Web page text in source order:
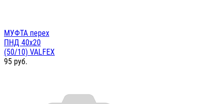
МУФТА перех
ПНД 40х20
(50/10) VALFEX
95 руб.